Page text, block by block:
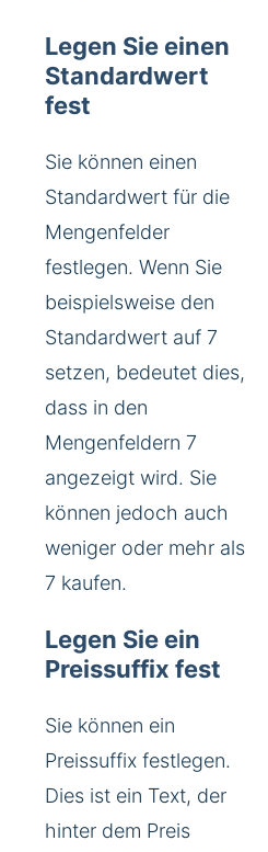
Legen Sie einen
Standardwert
fest
Sie können einen
Standardwert für die
Mengenfelder
festlegen. Wenn Sie
beispielsweise den
Standardwert auf 7
setzen, bedeutet dies,
dass in den
Mengenfeldern 7
angezeigt wird. Sie
können jedoch auch
weniger oder mehr als
7 kaufen.
Legen Sie ein
Preissuffix fest
Sie können ein
Preissuffix festlegen.
Dies ist ein Text, der
hinter dem Preis